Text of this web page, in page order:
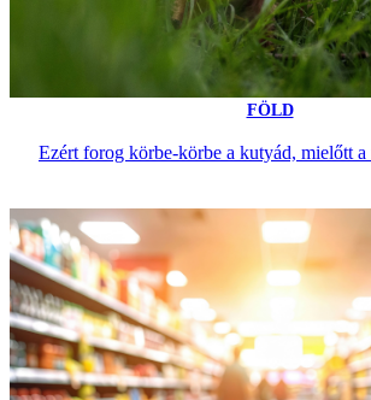
FÖLD
Ezért forog körbe-körbe a kutyád, mielőtt